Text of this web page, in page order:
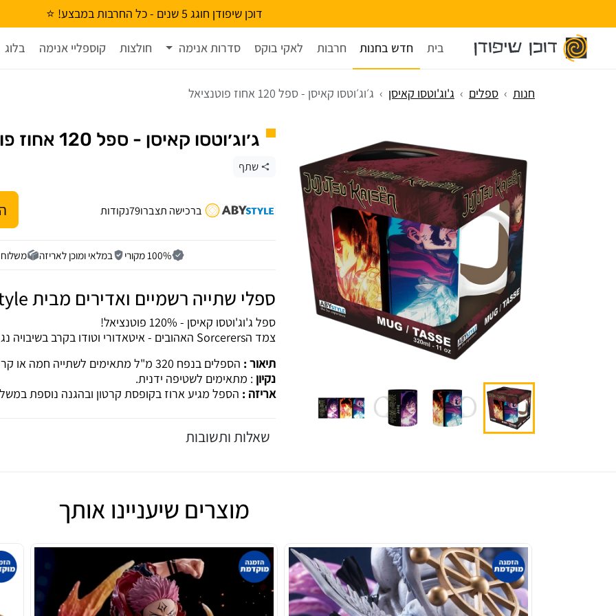
דוכן שיפודן חוגג 5 שנים - כל החרבות במבצע! ⭐
בית חדש בחנות חרבות לאקי בוקס סדרות אנימה חולצות קוספליי אנימה בלוג
חנות ספלים ג'וג'וטסו קאיסן ג׳וג׳וטסו קאיסן - ספל 120 אחוז פוטנציאל
ג׳וג׳וטסו קאיסן - ספל 120 אחוז פוטנציאל
שתף
ברכישה תצברו79נקודות
100% מקורי במלאי ומוכן לאריזה משלוח
ספלי שתייה רשמיים ואדירים מבית ABYStyle
ספל ג'וג'וטסו קאיסן - 120% פוטנציאל!
צמד הSorcerers האהובים - איטאדורי וטודו בקרב בשיבויה נגד מהיטו - 120% פוטנציאל!
תיאור : הספלים בנפח 320 מ"ל מתאימים לשתייה חמה או קרה.
נקיון : מתאימים לשטיפה ידנית.
אריזה : הספל מגיע ארוז בקופסת קרטון ובהגנה נוספת
שאלות ותשובות
מוצרים שיעניינו אותך